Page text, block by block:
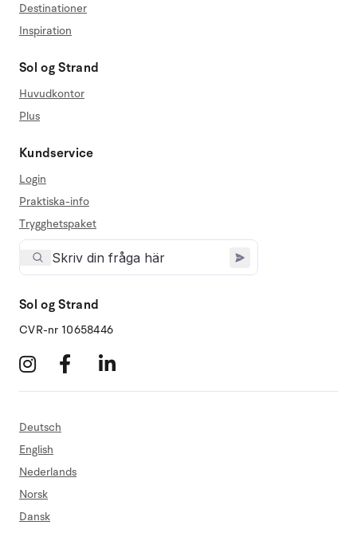
Destinationer
Inspiration
Sol og Strand
Huvudkontor
Plus
Kundservice
Login
Praktiska-info
Trygghetspaket
Sol og Strand
CVR-nr 10658446
Deutsch
English
Nederlands
Norsk
Dansk